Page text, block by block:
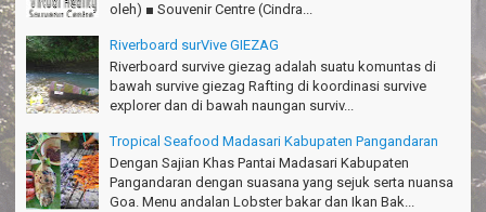
TRIms surVive GIEZAG telah menemani kami ke Gn.Semeru.
Salam lestari!
Tapak Adventure Club - Bandung Barat
Thanks!
Thanks Bodyrafting Green canyon, extreme, enjoy dan seru
Santoso - Kudus
oleh) ■ Souvenir Centre (Cindra...
Riverboard surVive GIEZAG
Riverboard survive giezag adalah suatu komuntas di
bawah survive giezag Rafting di koordinasi survive
explorer dan di bawah naungan surviv...
Tropical Seafood Madasari Kabupaten Pangandaran
Dengan Sajian Khas Pantai Madasari Kabupaten
Pangandaran dengan suasana yang sejuk serta nuansa
Goa. Menu andalan Lobster bakar dan Ikan Bak...